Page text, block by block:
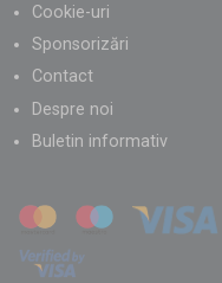
Cookie-uri
Sponsorizări
Contact
Despre noi
Buletin informativ